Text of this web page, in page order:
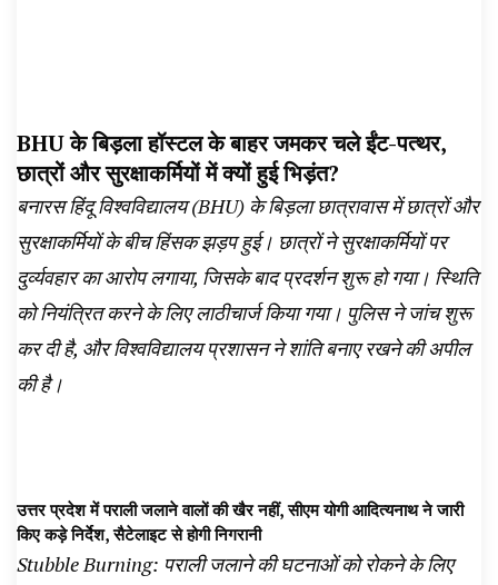
BHU के बिड़ला हॉस्टल के बाहर जमकर चले ईंट-पत्थर,
छात्रों और सुरक्षाकर्मियों में क्यों हुई भिड़ंत?
बनारस हिंदू विश्वविद्यालय (BHU) के बिड़ला छात्रावास में छात्रों और
सुरक्षाकर्मियों के बीच हिंसक झड़प हुई। छात्रों ने सुरक्षाकर्मियों पर
दुर्व्यवहार का आरोप लगाया, जिसके बाद प्रदर्शन शुरू हो गया। स्थिति
को नियंत्रित करने के लिए लाठीचार्ज किया गया। पुलिस ने जांच शुरू
कर दी है, और विश्वविद्यालय प्रशासन ने शांति बनाए रखने की अपील
की है।
उत्तर प्रदेश में पराली जलाने वालों की खैर नहीं, सीएम योगी आदित्यनाथ ने जारी
किए कड़े निर्देश, सैटेलाइट से होगी निगरानी
Stubble Burning: पराली जलाने की घटनाओं को रोकने के लिए